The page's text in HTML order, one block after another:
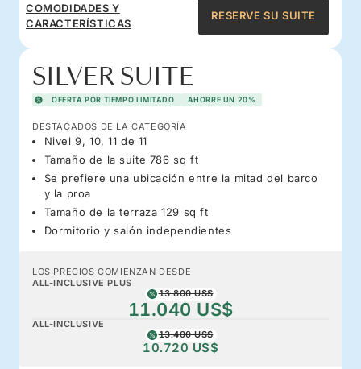
COMODIDADES Y
CARACTERÍSTICAS
RESERVE SU SUITE
SILVER SUITE
OFERTA POR TIEMPO LIMITADO AHORRE UN 20%
DESTACADOS DE LA CATEGORÍA
Nivel 9, 10, 11 de 11
Tamaño de la suite 786 sq ft
Se prefiere una ubicación entre la mitad del barco
y la proa
Tamaño de la terraza 129 sq ft
Dormitorio y salón independientes
LOS PRECIOS COMIENZAN DESDE
ALL-INCLUSIVE PLUS
13.800 US$
11.040 US$
ALL-INCLUSIVE
13.400 US$
10.720 US$